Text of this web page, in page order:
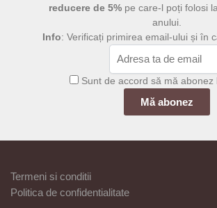
reducere de 5% pe care-l poți folosi
anului.
Info: Verificați primirea email-ului și în
Sunt de accord să mă abonez
Termeni si conditii
Politica de confidentialitate